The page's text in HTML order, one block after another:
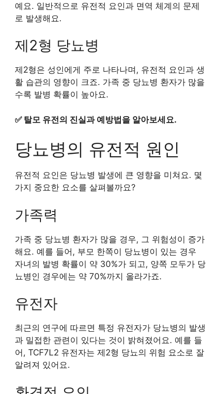
예요. 일반적으로 유전적 요인과 면역 체계의 문제
로 발생해요.
제2형 당뇨병
제2형은 성인에게 주로 나타나며, 유전적 요인과 생
활 습관의 영향이 크죠. 가족 중 당뇨병 환자가 많을
수록 발병 확률이 높아요.
✅ 탈모 유전의 진실과 예방법을 알아보세요.
당뇨병의 유전적 원인
유전적 요인은 당뇨병 발생에 큰 영향을 미쳐요. 몇
가지 중요한 요소를 살펴볼까요?
가족력
가족 중 당뇨병 환자가 많을 경우, 그 위험성이 증가
해요. 예를 들어, 부모 한쪽이 당뇨병이 있는 경우
자녀의 발병 확률이 약 30%가 되고, 양쪽 모두가 당
뇨병인 경우에는 약 70%까지 올라가죠.
유전자
최근의 연구에 따르면 특정 유전자가 당뇨병의 발생
과 밀접한 관련이 있다는 것이 밝혀졌어요. 예를 들
어, TCF7L2 유전자는 제2형 당뇨의 위험 요소로 잘
알려져 있어요.